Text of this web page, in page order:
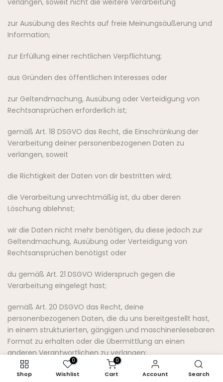
verlangen, soweit nicht die weitere Verarbeitung
zur Ausübung des Rechts auf freie Meinungsäußerung und
Information;
zur Erfüllung einer rechtlichen Verpflichtung;
aus Gründen des öffentlichen Interesses oder
zur Geltendmachung, Ausübung oder Verteidigung von
Rechtsansprüchen erforderlich ist;
gemäß Art. 18 DSGVO das Recht, die Einschränkung der
Verarbeitung deiner personenbezogenen Daten zu
verlangen, soweit
die Richtigkeit der Daten von dir bestritten wird;
die Verarbeitung unrechtmäßig ist, du aber deren
Löschung ablehnst;
wir die Daten nicht mehr benötigen, du diese jedoch zur
Geltendmachung, Ausübung oder Verteidigung von
Rechtsansprüchen benötigst oder
du gemäß Art. 21 DSGVO Widerspruch gegen die
Verarbeitung eingelegt hast;
gemäß Art. 20 DSGVO das Recht, deine
personenbezogenen Daten, die du uns bereitgestellt hast,
in einem strukturierten, gängigen und maschinenlesebaren
Format zu erhalten oder die Übermittlung an einen
anderen Verantwortlichen zu verlangen;
gemäß Art. 77 DSGVO das Recht, sich bei einer
Shop
0
Wishlist
0
Cart Account Search